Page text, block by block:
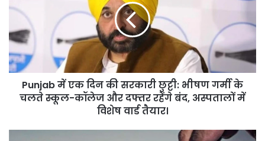
दिन
सरकारी
छुट्टी:
भीषण
गर्मी
चलते
Punjab में एक दिन की सरकारी छुट्टी: भीषण गर्मी के
चलते स्कूल-कॉलेज और दफ्तर रहेंगे बंद, अस्पतालों में
विशेष वार्ड तैयार।